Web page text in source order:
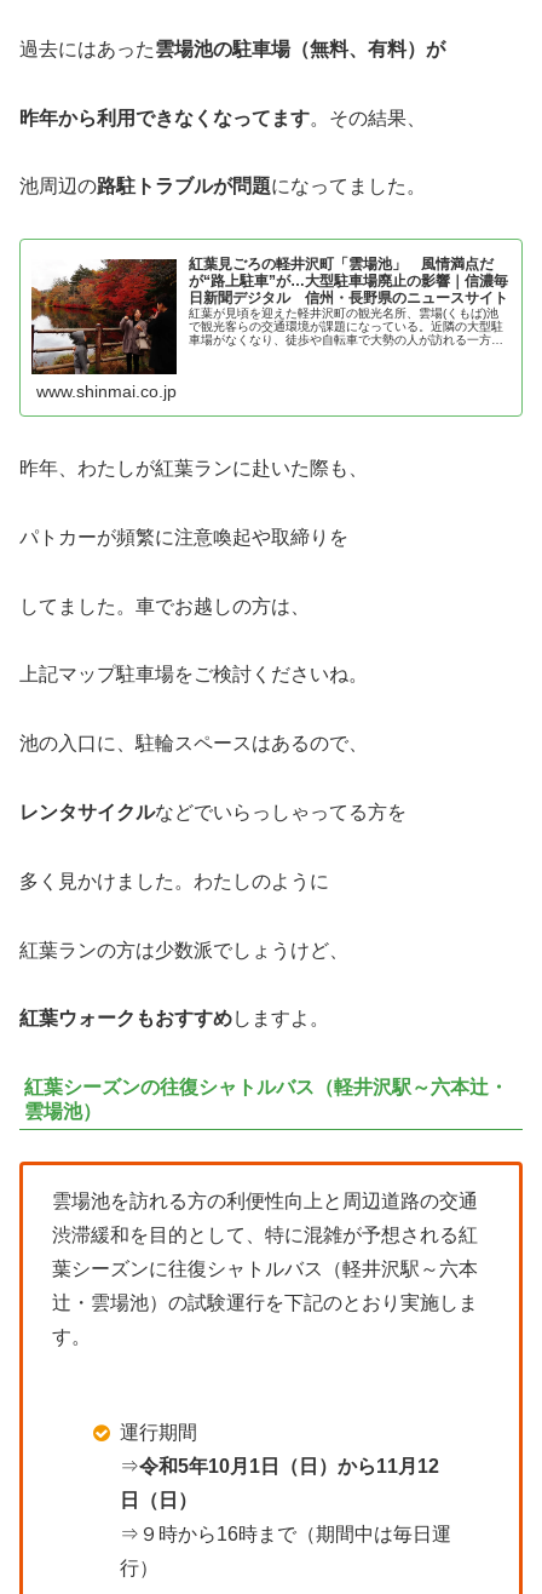
過去にはあった雲場池の駐車場（無料、有料）が
昨年から利用できなくなってます。その結果、
池周辺の路駐トラブルが問題になってました。
紅葉見ごろの軽井沢町「雲場池」 風情満点だ
が“路上駐車”が…大型駐車場廃止の影響｜信濃毎
日新聞デジタル 信州・長野県のニュースサイト
紅葉が見頃を迎えた軽井沢町の観光名所、雲場(くもば)池
で観光客らの交通環境が課題になっている。近隣の大型駐
車場がなくなり、徒歩や自転車で大勢の人が訪れる一方、
www.shinmai.co.jp
昨年、わたしが紅葉ランに赴いた際も、
パトカーが頻繁に注意喚起や取締りを
してました。車でお越しの方は、
上記マップ駐車場をご検討くださいね。
池の入口に、駐輪スペースはあるので、
レンタサイクルなどでいらっしゃってる方を
多く見かけました。わたしのように
紅葉ランの方は少数派でしょうけど、
紅葉ウォークもおすすめしますよ。
紅葉シーズンの往復シャトルバス（軽井沢駅～六本辻・
雲場池）
雲場池を訪れる方の利便性向上と周辺道路の交通
渋滞緩和を目的として、特に混雑が予想される紅
葉シーズンに往復シャトルバス（軽井沢駅～六本
辻・雲場池）の試験運行を下記のとおり実施しま
す。
運行期間
⇒令和5年10月1日（日）から11月12
日（日）
⇒９時から16時まで（期間中は毎日運
行）